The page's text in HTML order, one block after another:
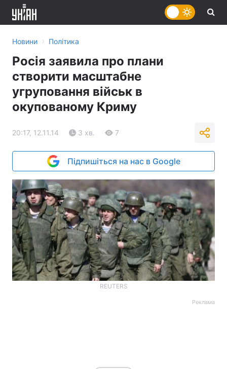
Новини › Політика
Росія заявила про плани
створити масштабне
угруповання військ в
окупованому Криму
20:17, 12.11.14 3 хв. 7
Підпишіться на нас в Google
REUTERS
Реклама